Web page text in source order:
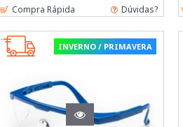
Compra Rápida Dúvidas?
INVERNO / PRIMAVERA